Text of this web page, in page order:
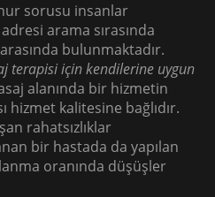
sorusu insanlar
arama sırasında
bulunmaktadır.
terapisi için kendilerine uygun
alanında bir hizmetin
hizmet kalitesine bağlıdır.
rahatsızlıklar
bir hastada da yapılan
oranında düşüşler